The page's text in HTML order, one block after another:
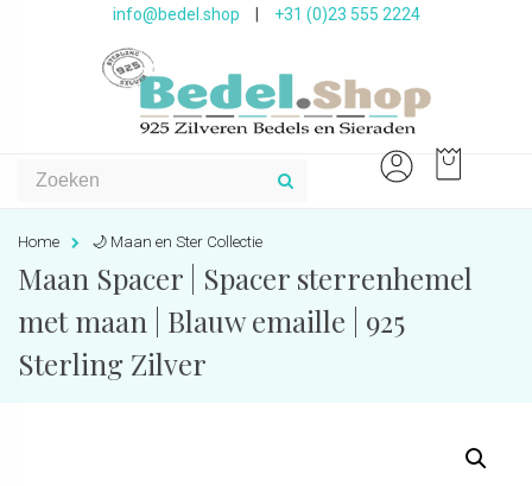
info@bedel.shop +31 (0)23 555 2224
Home 🌙 Maan en Ster Collectie
Maan Spacer | Spacer sterrenhemel
met maan | Blauw emaille | 925
Sterling Zilver